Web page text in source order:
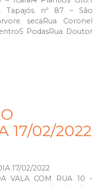
Tapajós nº 87 – São
secaRua Coronel
PodasRua Doutor
17/02/2022
17/02/2022
VALA COM RUA 10 -